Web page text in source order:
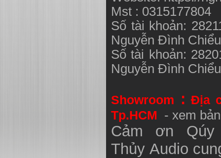
Mst : 0315177804
Số tài khoản:
Nguyễn Đình
Số tài khoản:
Nguyễn Đình
Showroom : Địa
Tp.HCM - xem
Cảm ơn
Thủy Audio